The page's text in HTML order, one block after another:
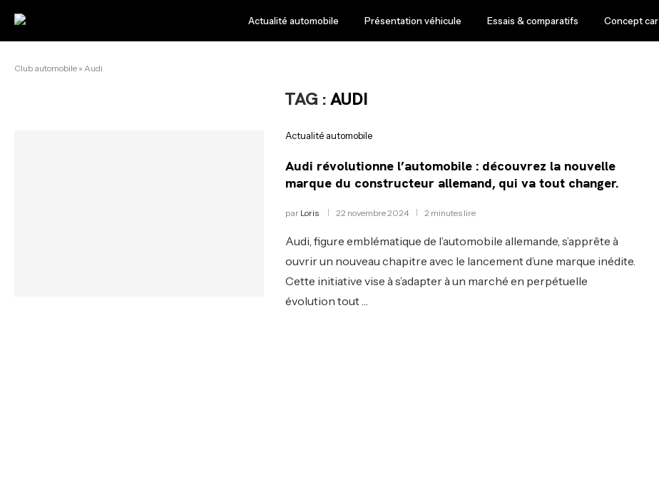
Actualité automobile Présentation véhicule Essais & comparatifs Concept car
Club automobile » Audi
TAG :AUDI
Actualité automobile
Audi révolutionne l’automobile : découvrez la nouvelle
marque du constructeur allemand, qui va tout changer.
par Loris 22 novembre 2024 2 minutes lire
Audi, figure emblématique de l’automobile allemande, s’apprête à
ouvrir un nouveau chapitre avec le lancement d’une marque inédite.
Cette initiative vise à s’adapter à un marché en perpétuelle
évolution tout …